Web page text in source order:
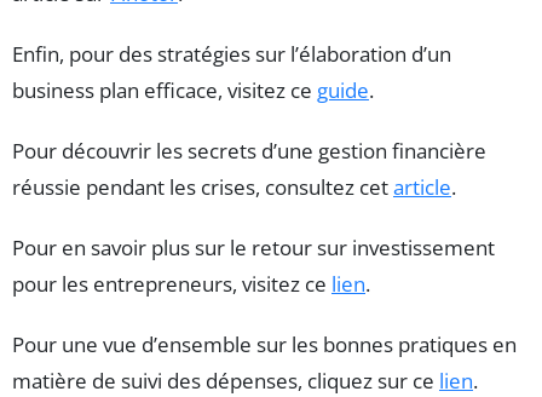
Enfin, pour des stratégies sur l’élaboration d’un
business plan efficace, visitez ce guide.
Pour découvrir les secrets d’une gestion financière
réussie pendant les crises, consultez cetarticle.
Pour en savoir plus sur le retour sur investissement
pour les entrepreneurs, visitez ce lien.
Pour une vue d’ensemble sur les bonnes pratiques en
matière de suivi des dépenses, cliquez sur ce lien.